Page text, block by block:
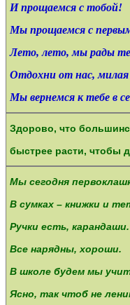
И прощаемся с тобой!
Мы прощаемся с
Лето, лето, мы рады
Отдохни от нас, милая
Мы вернемся к тебе в
Здорово, что
быстрее расти, чтобы
Мы сегодня
В сумках – книжки и
Ручки есть, карандаши.
Все нарядны, хороши.
В школе будем мы
Ясно, так чтоб не